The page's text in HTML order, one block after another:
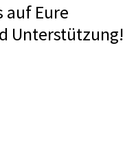
auf Eure
Unterstützung!